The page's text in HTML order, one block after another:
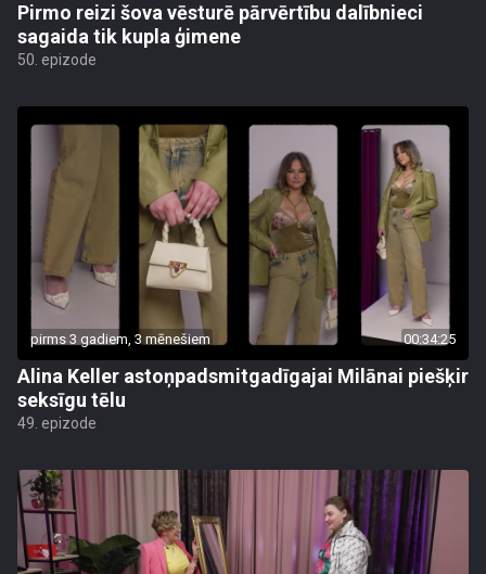
Pirmo reizi šova vēsturē pārvērtību dalībnieci
sagaida tik kupla ģimene
50. epizode
pirms 3 gadiem, 3 mēnešiem 00:34:25
Alina Keller astoņpadsmitgadīgajai Milānai piešķir
seksīgu tēlu
49. epizode